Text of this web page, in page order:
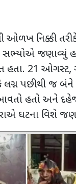
ઓળખ નિક્કી
સભ્યોએ જણાવ્યું
21 ઓગસ્ટ,
પછીથી જ
હતો અને
ઘટના વિશે